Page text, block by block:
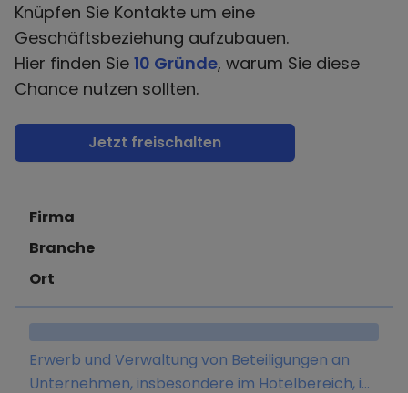
Knüpfen Sie Kontakte um eine
Geschäftsbeziehung aufzubauen.
Hier finden Sie 10 Gründe, warum Sie diese
Chance nutzen sollten.
Jetzt freischalten
Firma
Branche
Ort
Erwerb und Verwaltung von Beteiligungen an
Unternehmen, insbesondere im Hotelbereich, im